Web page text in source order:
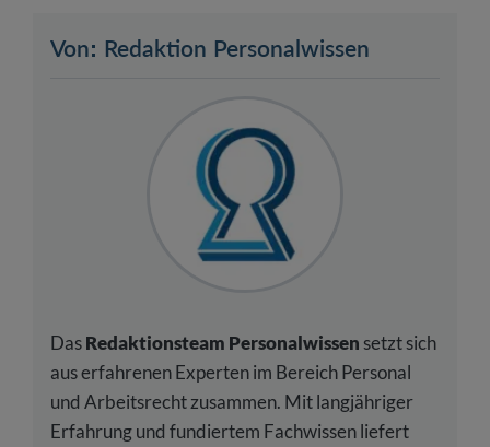
Von: Redaktion Personalwissen
DasRedaktionsteam Personalwissen setzt sich
aus erfahrenen Experten im Bereich Personal
und Arbeitsrecht zusammen. Mit langjähriger
Erfahrung und fundiertem Fachwissen liefert